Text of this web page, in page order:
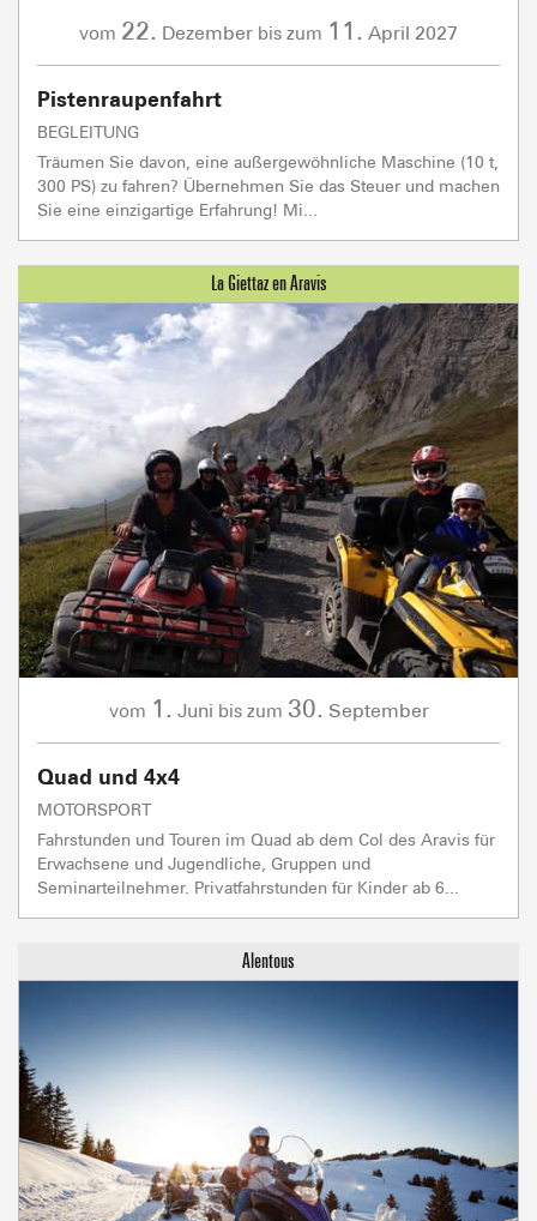
vom 22. Dezember bis zum 11. April 2027
Pistenraupenfahrt
BEGLEITUNG
Träumen Sie davon, eine außergewöhnliche Maschine (10 t,
300 PS) zu fahren? Übernehmen Sie das Steuer und machen
Sie eine einzigartige Erfahrung! Mi...
vom 1. Juni bis zum 30. September
Quad und 4x4
MOTORSPORT
Fahrstunden und Touren im Quad ab dem Col des Aravis für
Erwachsene und Jugendliche, Gruppen und
Seminarteilnehmer. Privatfahrstunden für Kinder ab 6...